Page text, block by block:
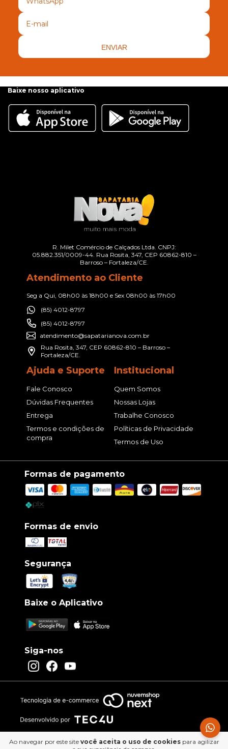
Ao navegar por este site você aceita o uso de cookiespara agilizar
ENVIAR
Baixe nosso aplicativo
R. Milet Comércio de Calçados Ltda. CNPJ:
05.882.351/0009-44. Rua Rosita, 347, CEP 60862-810 –
Barroso – Fortaleza/CE.
Atendimento ao Cliente
Seg a Qui, 08h00 às 18h00 e Sex 08h00 às 17h00
(85) 4012-8797
(85) 4012-8797
atendimento@sapatarianova.com.br
Rua Rosita, 347, CEP 60862-810 – Barroso –
Fortaleza/CE.
Ajuda e Suporte
Fale Conosco
Dúvidas Frequentes
Entrega
Termos e condições de
compra
Institucional
Quem Somos
Nossas Lojas
Trabalhe Conosco
Políticas de Privacidade
Termos de Uso
Formas de pagamento
Formas de envio
Segurança
Baixe o Aplicativo
Siga-nos